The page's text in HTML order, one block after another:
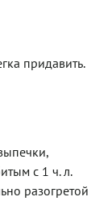
придавить.
с 1 ч. л.
разогретой